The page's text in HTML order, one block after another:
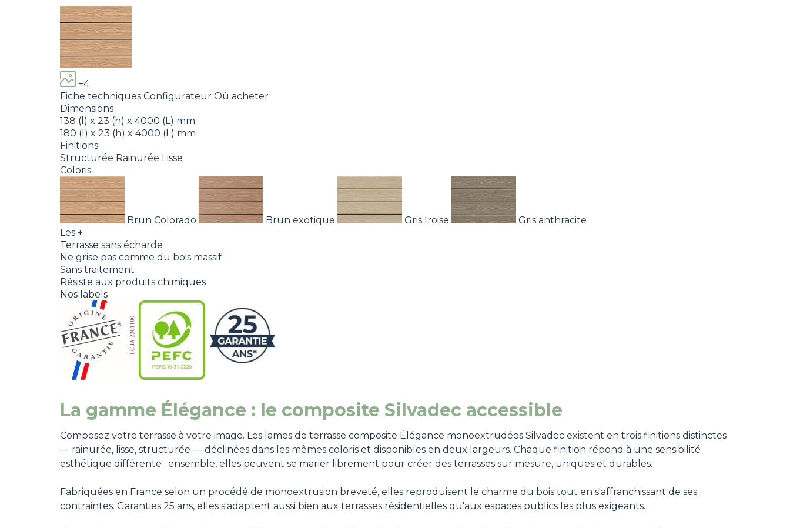
+4
Fiche techniques Configurateur Où acheter
Dimensions
138 (l) x 23 (h) x 4000 (L) mm
180 (l) x 23 (h) x 4000 (L) mm
Finitions
Structurée Rainurée Lisse
Coloris
Brun Colorado Brun exotique Gris Iroise
Gris anthracite
Les +
Terrasse sans écharde
Ne grise pas comme du bois massif
Sans traitement
Résiste aux produits chimiques
Nos labels
La gamme Élégance : le composite Silvadec accessible
Composez votre terrasse à votre image. Les lames de terrasse composite Élégance monoextrudées Silvadec existent en trois finitions distinctes
— rainurée, lisse, structurée — déclinées dans les mêmes coloris et disponibles en deux largeurs. Chaque finition répond à une sensibilité
esthétique différente ; ensemble, elles peuvent se marier librement pour créer des terrasses sur mesure, uniques et durables.
Fabriquées en France selon un procédé de monoextrusion breveté, elles reproduisent le charme du bois tout en s'affranchissant de ses
contraintes. Garanties 25 ans, elles s'adaptent aussi bien aux terrasses résidentielles qu'aux espaces publics les plus exigeants.